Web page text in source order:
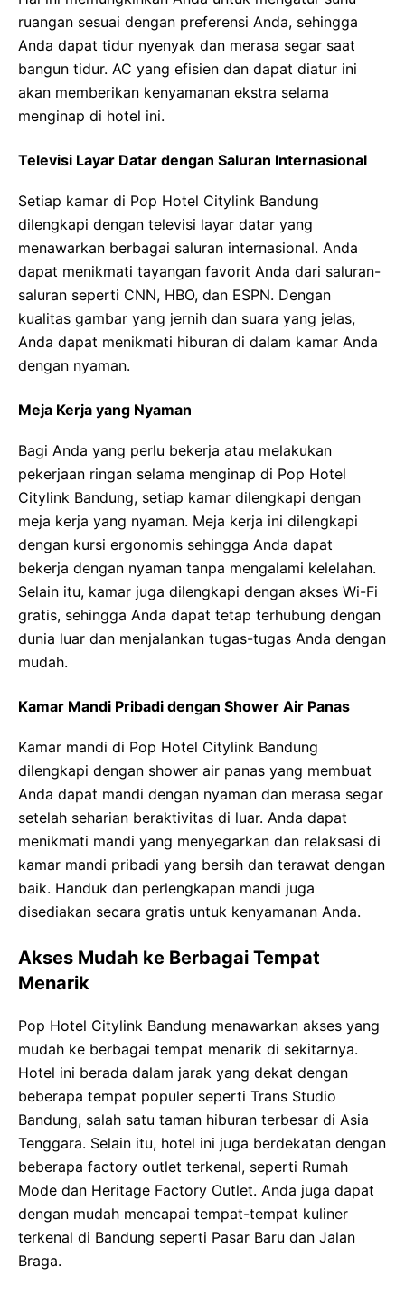
ruangan sesuai dengan preferensi Anda, sehingga
Anda dapat tidur nyenyak dan merasa segar saat
bangun tidur. AC yang efisien dan dapat diatur ini
akan memberikan kenyamanan ekstra selama
menginap di hotel ini.
Televisi Layar Datar dengan Saluran Internasional
Setiap kamar di Pop Hotel Citylink Bandung
dilengkapi dengan televisi layar datar yang
menawarkan berbagai saluran internasional. Anda
dapat menikmati tayangan favorit Anda dari saluran-
saluran seperti CNN, HBO, dan ESPN. Dengan
kualitas gambar yang jernih dan suara yang jelas,
Anda dapat menikmati hiburan di dalam kamar Anda
dengan nyaman.
Meja Kerja yang Nyaman
Bagi Anda yang perlu bekerja atau melakukan
pekerjaan ringan selama menginap di Pop Hotel
Citylink Bandung, setiap kamar dilengkapi dengan
meja kerja yang nyaman. Meja kerja ini dilengkapi
dengan kursi ergonomis sehingga Anda dapat
bekerja dengan nyaman tanpa mengalami kelelahan.
Selain itu, kamar juga dilengkapi dengan akses Wi-Fi
gratis, sehingga Anda dapat tetap terhubung dengan
dunia luar dan menjalankan tugas-tugas Anda dengan
mudah.
Kamar Mandi Pribadi dengan Shower Air Panas
Kamar mandi di Pop Hotel Citylink Bandung
dilengkapi dengan shower air panas yang membuat
Anda dapat mandi dengan nyaman dan merasa segar
setelah seharian beraktivitas di luar. Anda dapat
menikmati mandi yang menyegarkan dan relaksasi di
kamar mandi pribadi yang bersih dan terawat dengan
baik. Handuk dan perlengkapan mandi juga
disediakan secara gratis untuk kenyamanan Anda.
Akses Mudah ke Berbagai Tempat
Menarik
Pop Hotel Citylink Bandung menawarkan akses yang
mudah ke berbagai tempat menarik di sekitarnya.
Hotel ini berada dalam jarak yang dekat dengan
beberapa tempat populer seperti Trans Studio
Bandung, salah satu taman hiburan terbesar di Asia
Tenggara. Selain itu, hotel ini juga berdekatan dengan
beberapa factory outlet terkenal, seperti Rumah
Mode dan Heritage Factory Outlet. Anda juga dapat
dengan mudah mencapai tempat-tempat kuliner
terkenal di Bandung seperti Pasar Baru dan Jalan
Braga.